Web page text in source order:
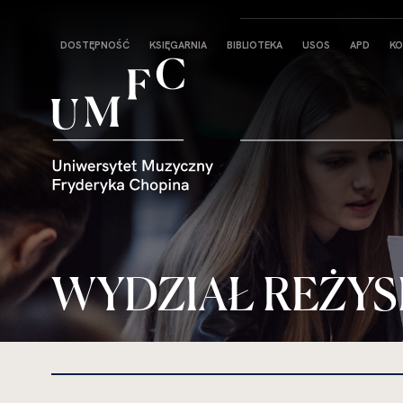
Strona
DOSTĘPNOŚĆ KSIĘGARNIA BIBLIOTEKA USOS APD
WYDZIAŁ